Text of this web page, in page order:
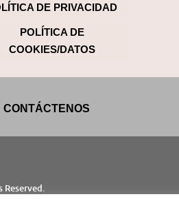
DE PRIVACIDAD
POLÍTICA DE
COOKIES/DATOS
CONTÁCTENOS